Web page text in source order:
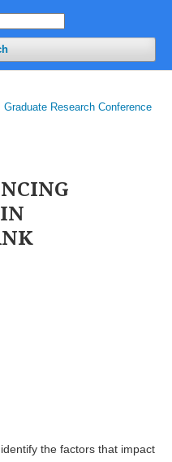
Research Conference
the factors that impact